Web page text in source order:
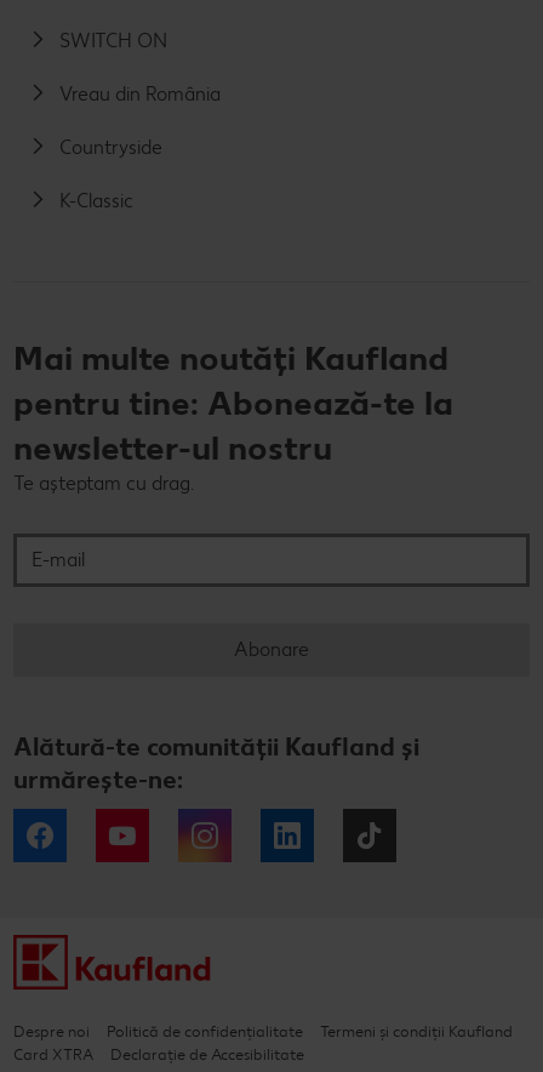
SWITCH ON
Vreau din România
Countryside
K-Classic
Mai multe noutăți Kaufland
pentru tine: Abonează-te la
newsletter-ul nostru
Te așteptam cu drag.
Abonare
Alătură-te comunității Kaufland și
urmărește-ne:
Facebook YouTube Instagram LinkedIn
Despre noi Politică de confidențialitate
Termeni și condiții Kaufland
Card XTRA
Declarație de Accesibilitate